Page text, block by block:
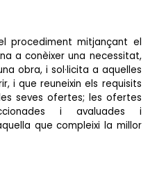
procediment mitjançant el
a conèixer una necessitat,
obra, i sol·licita a aquelles
i que reuneixin els requisits
seves ofertes; les ofertes
i avaluades i
que compleixi la millor